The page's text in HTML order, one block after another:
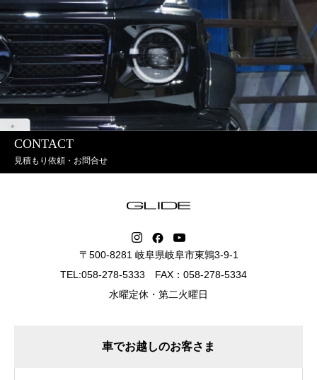
CONTACT
見積もり依頼・お問合せ
〒500-8281 岐阜県岐阜市東鶉3-9-1
TEL:058-278-5333 FAX：058-278-5334
水曜定休・第二火曜日
車でお越しのお客さま